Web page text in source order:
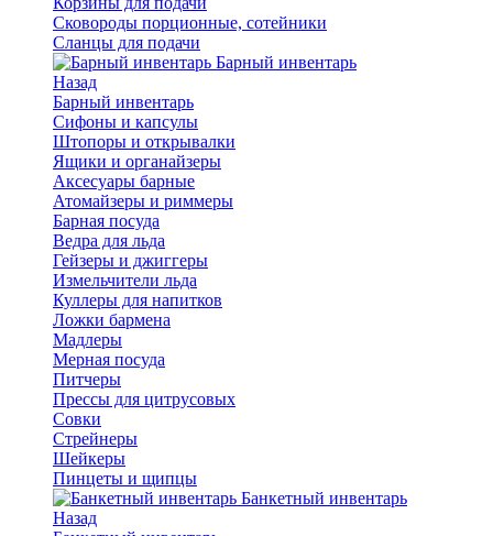
Сковороды порционные, сотейники
Сланцы для подачи
Барный инвентарь
Назад
Барный инвентарь
Сифоны и капсулы
Штопоры и открывалки
Ящики и органайзеры
Аксесуары барные
Атомайзеры и риммеры
Барная посуда
Ведра для льда
Гейзеры и джиггеры
Измельчители льда
Куллеры для напитков
Ложки бармена
Мадлеры
Мерная посуда
Питчеры
Прессы для цитрусовых
Совки
Стрейнеры
Шейкеры
Пинцеты и щипцы
Банкетный инвентарь
Назад